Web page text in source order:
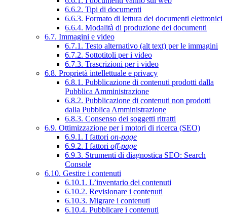
6.6.2. Tipi di documenti
6.6.3. Formato di lettura dei documenti elettronici
6.6.4. Modalità di produzione dei documenti
6.7. Immagini e video
6.7.1. Testo alternativo (alt text) per le immagini
6.7.2. Sottotitoli per i video
6.7.3. Trascrizioni per i video
6.8. Proprietà intellettuale e privacy
6.8.1. Pubblicazione di contenuti prodotti dalla
Pubblica Amministrazione
6.8.2. Pubblicazione di contenuti non prodotti
dalla Pubblica Amministrazione
6.8.3. Consenso dei soggetti ritratti
6.9. Ottimizzazione per i motori di ricerca (SEO)
6.9.1. I fattori on-page
6.9.2. I fattori off-page
6.9.3. Strumenti di diagnostica SEO: Search
Console
6.10. Gestire i contenuti
6.10.1. L’inventario dei contenuti
6.10.2. Revisionare i contenuti
6.10.3. Migrare i contenuti
6.10.4. Pubblicare i contenuti